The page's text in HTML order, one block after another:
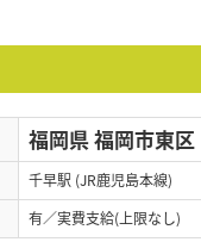
福岡県 福岡市東区
千早駅 (JR鹿児島本線)
有／実費支給(上限なし)